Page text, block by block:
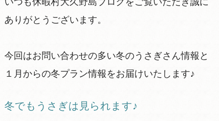
ありがとうございます。
今回はお問い合わせの多い冬のうさぎさん情報と
１月からの冬プラン情報をお届けいたします♪
冬でもうさぎは見られます♪